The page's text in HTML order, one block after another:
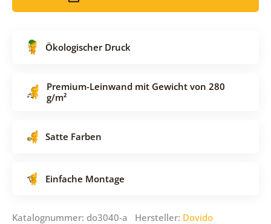
Ökologischer Druck
Premium-Leinwand mit Gewicht von 280
g/m²
Satte Farben
Einfache Montage
Katalognummer: do3040-a Hersteller: Dovido